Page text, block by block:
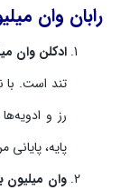
رابان وان
ادکلن وان
تند است. با
رز و
پایه، پایانی
وان